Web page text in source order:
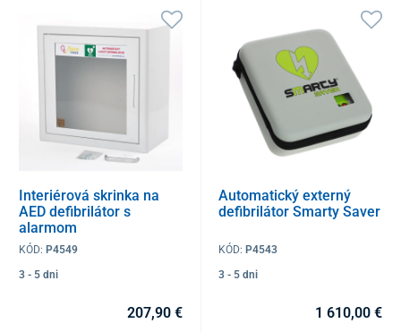
Interiérová skrinka na
AED defibrilátor s
alarmom
KÓD: P4549
3 - 5 dni
207,90 €
Automatický externý
defibrilátor Smarty Saver
KÓD:P4543
3 - 5 dni
1 610,00 €